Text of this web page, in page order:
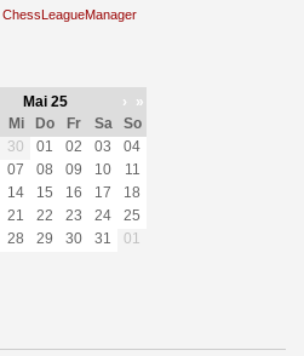
ChessLeagueManager
Mai 25 ›
»
Mi Do Fr Sa
So
30 01 02 03
04
07 08 09 10
11
14 15 16 17
18
21 22 23 24
25
28 29 30 31 01